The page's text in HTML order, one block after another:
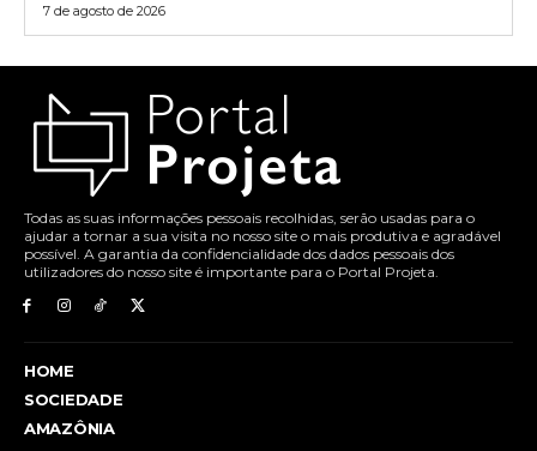
7 de agosto de 2026
Todas as suas informações pessoais recolhidas, serão usadas para o
ajudar a tornar a sua visita no nosso site o mais produtiva e agradável
possível. A garantia da confidencialidade dos dados pessoais dos
utilizadores do nosso site é importante para o Portal Projeta.
HOME
SOCIEDADE
AMAZÔNIA